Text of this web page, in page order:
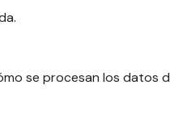
se procesan los datos